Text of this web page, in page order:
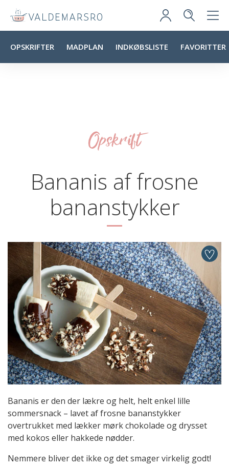
OPSKRIFTER MADPLAN INDKØBSLISTE FAVORITTER
Opskrift
Bananis af frosne
bananstykker
Bananis er den der lækre og helt, helt enkel lille
sommersnack – lavet af frosne bananstykker
overtrukket med lækker mørk chokolade og drysset
med kokos eller hakkede nødder.
Nemmere bliver det ikke og det smager virkelig godt!